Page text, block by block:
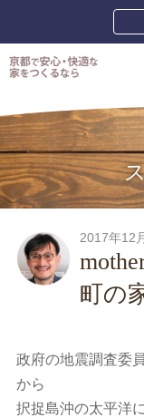
2017年12
町の
政府の地震調査委
から
択捉島沖の太平洋